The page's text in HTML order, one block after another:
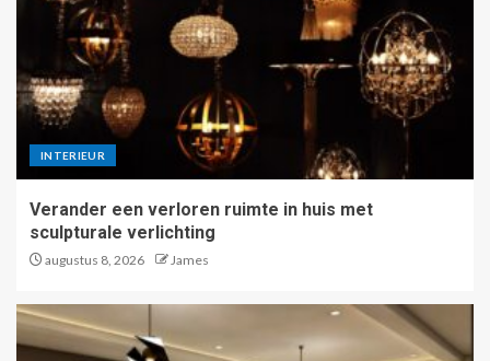
INTERIEUR
Verander een verloren ruimte in huis met
sculpturale verlichting
augustus 8, 2026 James